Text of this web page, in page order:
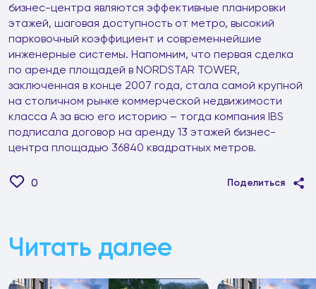
бизнес-центра являются эффективные планировки
этажей, шаговая доступность от метро, высокий
парковочный коэффициент и современнейшие
инженерные системы. Напомним, что первая сделка
по аренде площадей в NORDSTAR TOWER,
заключенная в конце 2007 года, стала самой крупной
на столичном рынке коммерческой недвижимости
класса А за всю его историю – тогда компания IBS
подписала договор на аренду 13 этажей бизнес-
центра площадью 36840 квадратных метров.
0 Поделиться
Читать далее